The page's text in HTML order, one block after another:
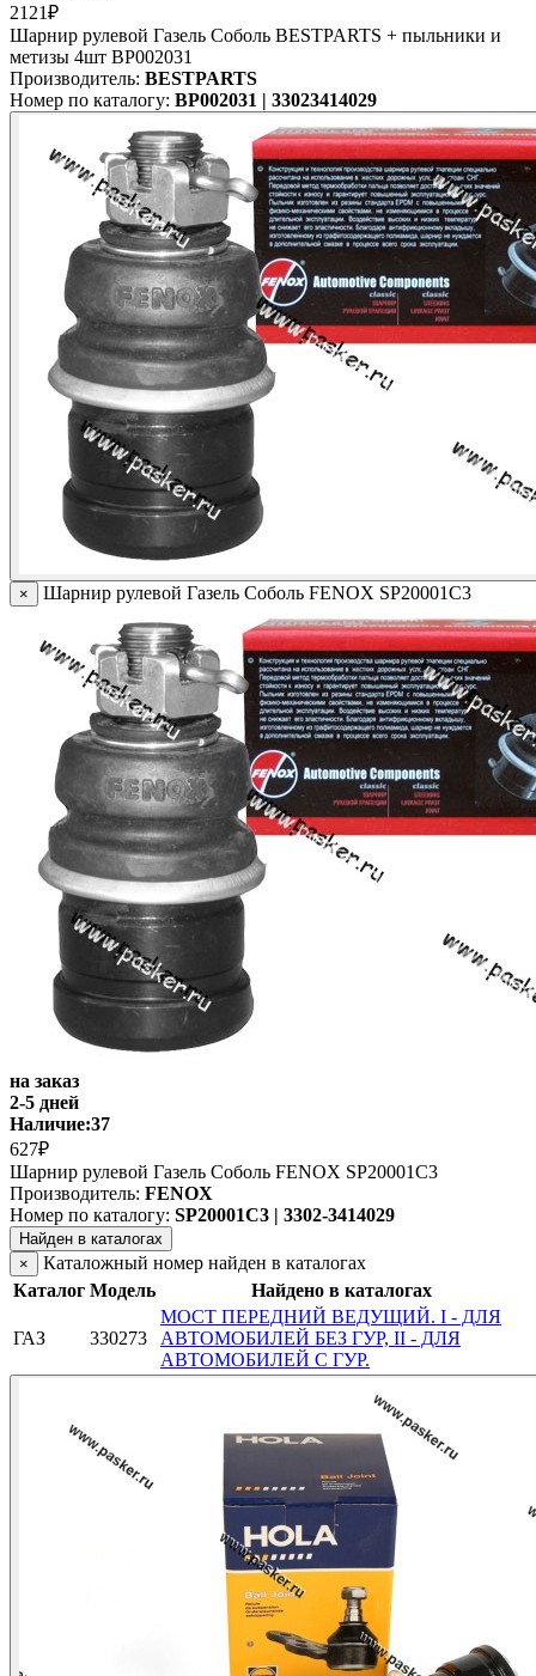
2121₽
Шарнир рулевой Газель Соболь BESTPARTS + пыльники и
метизы 4шт BP002031
Производитель: BESTPARTS
Номер по каталогу: BP002031 | 33023414029
× Шарнир рулевой Газель Соболь FENOX SP20001C3
на заказ
2-5 дней
Наличие:37
627₽
Шарнир рулевой Газель Соболь FENOX SP20001C3
Производитель: FENOX
Номер по каталогу: SP20001C3 | 3302-3414029
Найден в каталогах
×
Каталожный номер найден в каталогах
Каталог Модель Найдено в каталогах
ГАЗ 330273
МОСТ ПЕРЕДНИЙ ВЕДУЩИЙ. I - ДЛЯ
АВТОМОБИЛЕЙ БЕЗ ГУР, II - ДЛЯ
АВТОМОБИЛЕЙ С ГУР.